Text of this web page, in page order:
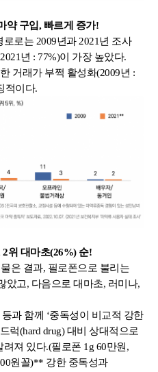
약 구입, 빠르게 증가!
로는 2009년과 2021년 조사
년 : 77%)이 가장 높았다.
거래가 부쩍 활성화(2009년 :
적이다.
위 대마초(26%) 순!
은 결과, 필로폰으로 불리는
았고, 다음으로 대마초, 러미나,
과 함께 ‘중독성이 비교적 강한
럭(hard drug) 대비 상대적으로
져 있다.(필로폰 1g 60만원,
원꼴)** 강한 중독성과